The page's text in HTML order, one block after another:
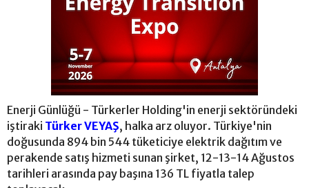
Enerji Günlüğü - Türkerler Holding'in enerji sektöründeki
iştiraki Türker VEYAŞ, halka arz oluyor. Türkiye'nin
doğusunda 894 bin 544 tüketiciye elektrik dağıtım ve
perakende satış hizmeti sunan şirket, 12-13-14 Ağustos
tarihleri arasında pay başına 136 TL fiyatla talep